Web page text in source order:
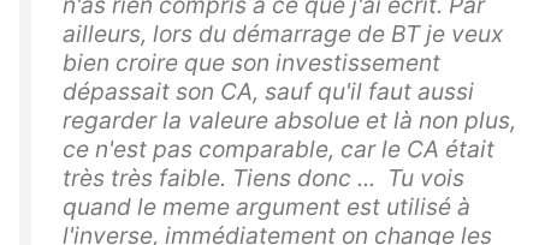
ailleurs, lors du démarrage de BT je veux
bien croire que son investissement
dépassait son CA, sauf qu'il faut aussi
regarder la valeure absolue et là non plus,
ce n'est pas comparable, car le CA était
très très faible. Tiens donc ... Tu vois
quand le meme argument est utilisé à
l'inverse, immédiatement on change les